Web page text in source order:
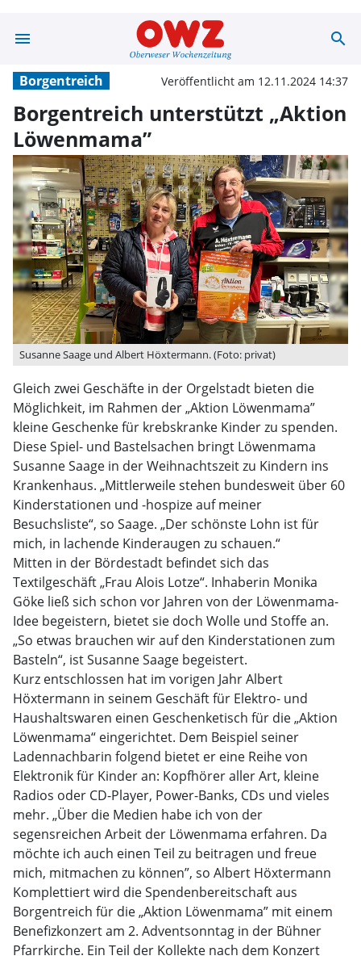
menu Borgentreich search
Borgentreich Veröffentlicht am 12.11.2024 14:37
Borgentreich unterstützt „Aktion
Löwenmama”
Susanne Saage und Albert Höxtermann. (Foto: privat)
Gleich zwei Geschäfte in der Orgelstadt bieten die
Möglichkeit, im Rahmen der „Aktion Löwenmama”
kleine Geschenke für krebskranke Kinder zu spenden.
Diese Spiel- und Bastelsachen bringt Löwenmama
Susanne Saage in der Weihnachtszeit zu Kindern ins
Krankenhaus. „Mittlerweile stehen bundesweit über 60
Kinderstationen und -hospize auf meiner
Besuchsliste“, so Saage. „Der schönste Lohn ist für
mich, in lachende Kinderaugen zu schauen.“
Mitten in der Bördestadt befindet sich das
Textilgeschäft „Frau Alois Lotze“. Inhaberin Monika
Göke ließ sich schon vor Jahren von der Löwenmama-
Idee begeistern, bietet sie doch Wolle und Stoffe an.
„So etwas brauchen wir auf den Kinderstationen zum
Basteln“, ist Susanne Saage begeistert.
Kurz entschlossen hat im vorigen Jahr Albert
Höxtermann in seinem Geschäft für Elektro- und
Haushaltswaren einen Geschenketisch für die „Aktion
Löwenmama“ eingerichtet. Dem Beispiel seiner
Ladennachbarin folgend bietet er eine Reihe von
Elektronik für Kinder an: Kopfhörer aller Art, kleine
Radios oder CD-Player, Power-Banks, CDs und vieles
mehr. „Über die Medien habe ich von der
segensreichen Arbeit der Löwenmama erfahren. Da
möchte ich auch einen Teil zu beitragen und freue
mich, mitmachen zu können”, so Albert Höxtermann
Komplettiert wird die Spendenbereitschaft aus
Borgentreich für die „Aktion Löwenmama” mit einem
Benefizkonzert am 2. Adventsonntag in der Bühner
Pfarrkirche. Ein Teil der Kollekte nach dem Konzert